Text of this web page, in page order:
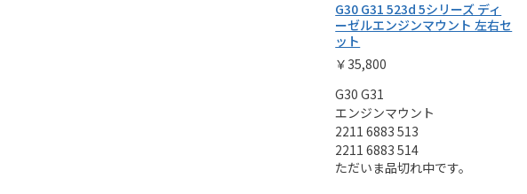
G30 G31 523d 5シリーズ ディ
ーゼルエンジンマウント 左右セ
ット
￥35,800
G30 G31
エンジンマウント
2211 6883 513
2211 6883 514
ただいま品切れ中です。